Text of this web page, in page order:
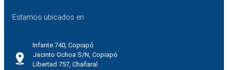
Estamos ubicados en
Infante 740, Copiapó
Jacinto Ochoa S/N, Copiapó
Libertad 757, Chañaral